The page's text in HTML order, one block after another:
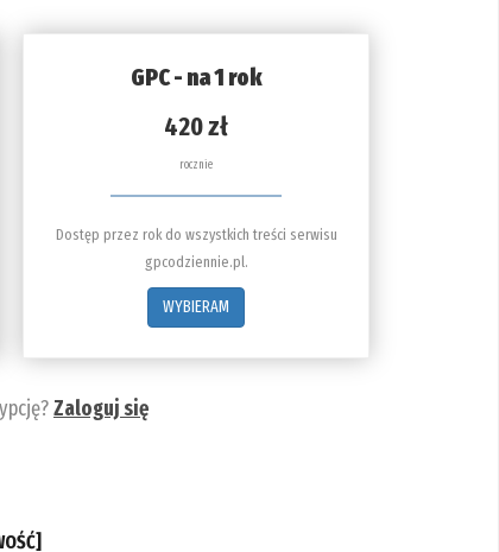
GPC - na 1 rok
420 zł
rocznie
Dostęp przez rok do wszystkich treści serwisu
gpcodziennie.pl.
WYBIERAM
Zaloguj się